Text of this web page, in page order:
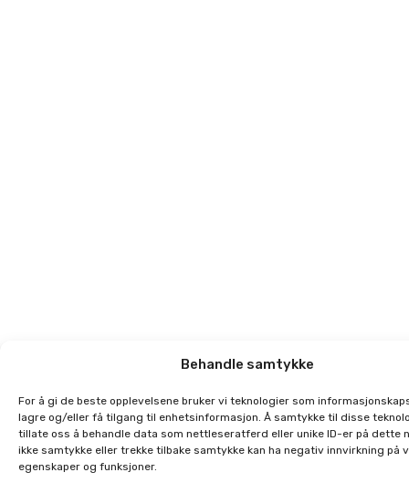
Behandle samtykke
For å gi de beste opplevelsene bruker vi teknologier som
lagre og/eller få tilgang til enhetsinformasjon. Å samtykke til disse
tillate oss å behandle data som nettleseratferd eller unike ID-er på dette
ikke samtykke eller trekke tilbake samtykke kan ha negativ innvirkning på
egenskaper og funksjoner.